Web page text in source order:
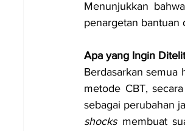
Menunjukkan
penargetan bantuan
Apa yang Ingin
Berdasarkan semua
metode CBT,
sebagai perubahan
shocks membuat